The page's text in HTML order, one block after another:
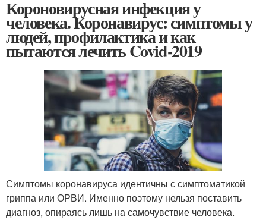
Короновирусная инфекция у
человека. Коронавирус: симптомы у
людей, профилактика и как
пытаются лечить Covid-2019
Симптомы коронавируса идентичны с симптоматикой
гриппа или ОРВИ. Именно поэтому нельзя поставить
диагноз, опираясь лишь на самочувствие человека.